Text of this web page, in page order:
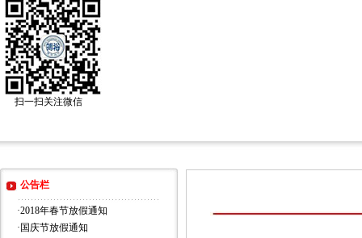
公告栏
·2018年春节放假通知
· 国庆节放假通知
扫一扫关注微信